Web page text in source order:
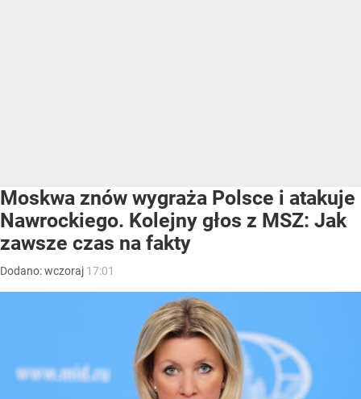
Moskwa znów wygraża Polsce i atakuje
Nawrockiego. Kolejny głos z MSZ: Jak
zawsze czas na fakty
Dodano:wczoraj 17:01